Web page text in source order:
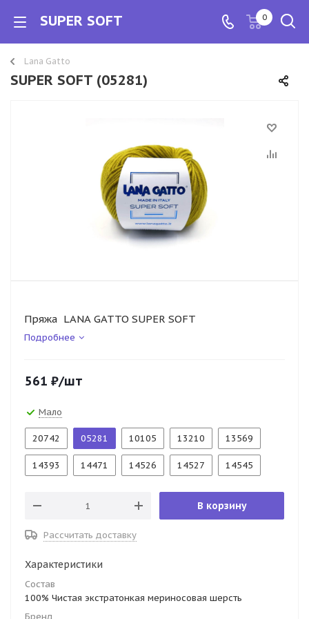
SUPER SOFT 0
Lana Gatto
SUPER SOFT (05281)
Пряжа LANA GATTO SUPER SOFT
Подробнее
561 ₽/шт
Мало
20742 05281 10105 13210 13569
14393 14471 14526 14527 14545
В корзину
Рассчитать доставку
Характеристики
Состав
100% Чистая экстратонкая мериносовая шерсть
Бренд